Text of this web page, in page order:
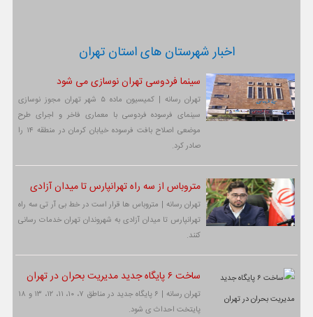
اخبار شهرستان های استان تهران
سینما فردوسی تهران نوسازی می شود
تهران رسانه | کمیسیون ماده ۵ شهر تهران مجوز نوسازی
سینمای فرسوده فردوسی با معماری فاخر و اجرای طرح
موضعی اصلاح بافت فرسوده خیابان کرمان در منطقه ۱۴ را
صادر کرد.
متروباس از سه راه تهرانپارس تا میدان آزادی
تهران رسانه | متروباس ها قرار است در خط بی آر تی سه راه
تهرانپارس تا میدان آزادی به شهروندان تهران خدمات رسانی
کنند.
ساخت ۶ پایگاه جدید مدیریت بحران در تهران
تهران رسانه | ۶ پایگاه جدید در مناطق ۷، ۱۰، ۱۱، ۱۲، ۱۳ و ۱۸
پایتخت احداث ی شود.